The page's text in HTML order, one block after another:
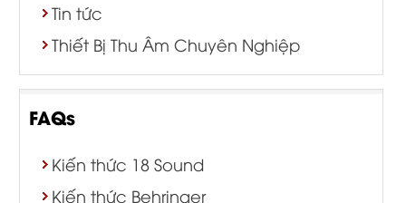
Tin tức
Thiết Bị Thu Âm Chuyên Nghiệp
FAQs
Kiến thức 18 Sound
Kiến thức Behringer